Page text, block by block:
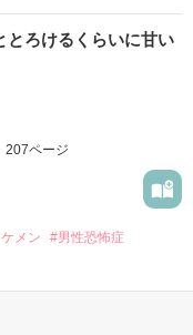
る。
図──。
とろけるくらいに甘い
207ページ
メン
#男性恐怖症